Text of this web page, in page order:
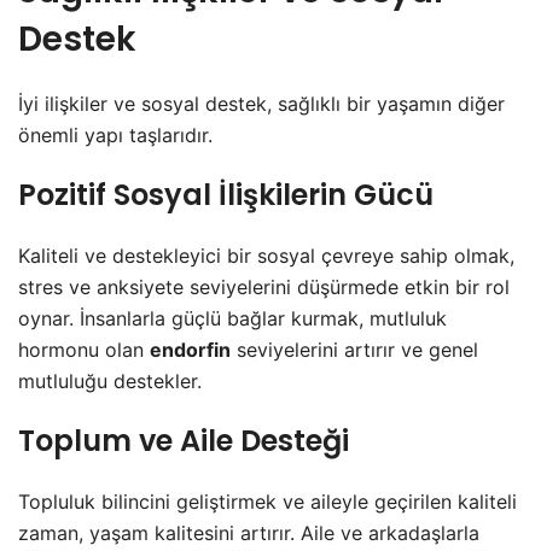
Destek
İyi ilişkiler ve sosyal destek, sağlıklı bir yaşamın diğer
önemli yapı taşlarıdır.
Pozitif Sosyal İlişkilerin Gücü
Kaliteli ve destekleyici bir sosyal çevreye sahip olmak,
stres ve anksiyete seviyelerini düşürmede etkin bir rol
oynar. İnsanlarla güçlü bağlar kurmak, mutluluk
hormonu olan endorfin seviyelerini artırır ve genel
mutluluğu destekler.
Toplum ve Aile Desteği
Topluluk bilincini geliştirmek ve aileyle geçirilen kaliteli
zaman, yaşam kalitesini artırır. Aile ve arkadaşlarla